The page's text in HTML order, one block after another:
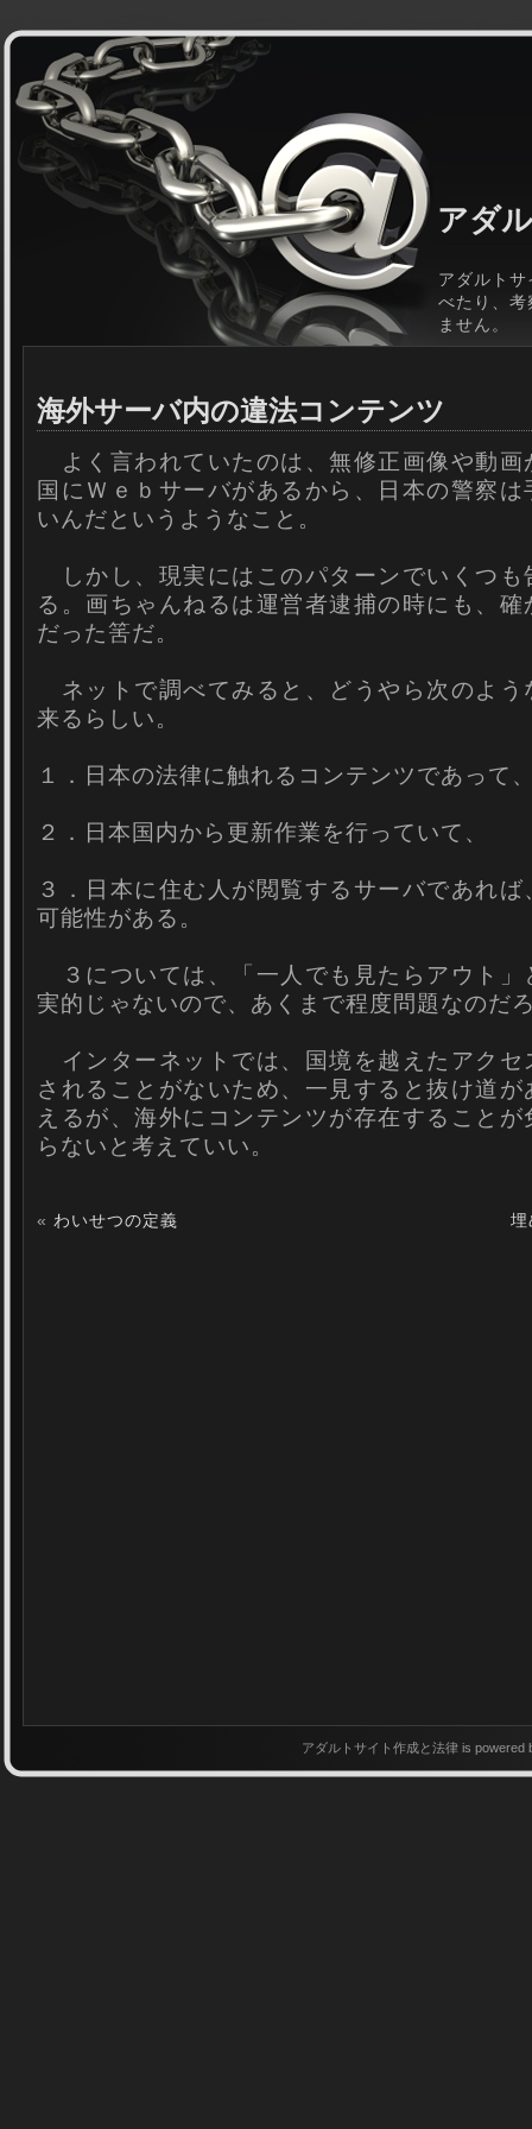
アダ
アダルト
べたり、
ません。
海外サーバ内の違法コンテンツ
よく言われていたのは、無修正画像や動画
国にＷｅｂサーバがあるから、日本の警察は
いんだというようなこと。
しかし、現実にはこのパターンでいくつも
る。画ちゃんねるは運営者逮捕の時にも、確
だった筈だ。
ネットで調べてみると、どうやら次のよう
来るらしい。
１．日本の法律に触れるコンテンツであって
２．日本国内から更新作業を行っていて、
３．日本に住む人が閲覧するサーバであれ
可能性がある。
３については、「一人でも見たらアウト」
実的じゃないので、あくまで程度問題なのだ
インターネットでは、国境を越えたアクセ
されることがないため、一見すると抜け道が
えるが、海外にコンテンツが存在することが
らないと考えていい。
« わいせつの定義 埋
アダルトサイト作成と法律 is powered